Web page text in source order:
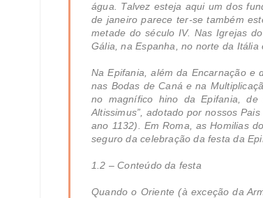
água. Talvez esteja aqui um dos
de janeiro parece ter-se também
metade do século IV. Nas Igrejas
Gália, na Espanha, no norte da
Na Epifania, além da Encarnação e
nas Bodas de Caná e na
no magnífico hino da Epifania,
Altissimus”, adotado por nossos
ano 1132). Em Roma, as Homilias
seguro da celebração da festa da
1.2 – Conteúdo da festa
Quando o Oriente (à exceção da